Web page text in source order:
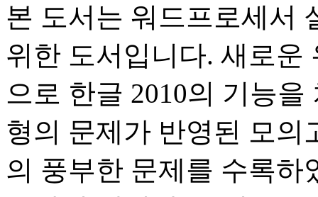
본 도서는 워드프로세서
위한 도서입니다. 새로운
으로 한글 2010의 기능
형의 문제가 반영된 모의
의 풍부한 문제를 수록하